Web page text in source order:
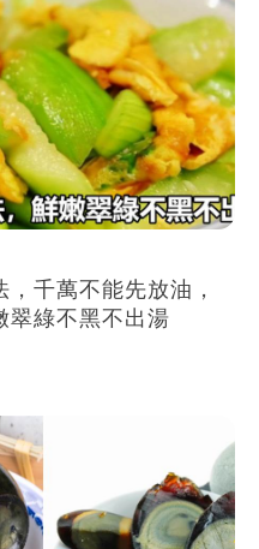
千萬不能先放油，
翠綠不黑不出湯